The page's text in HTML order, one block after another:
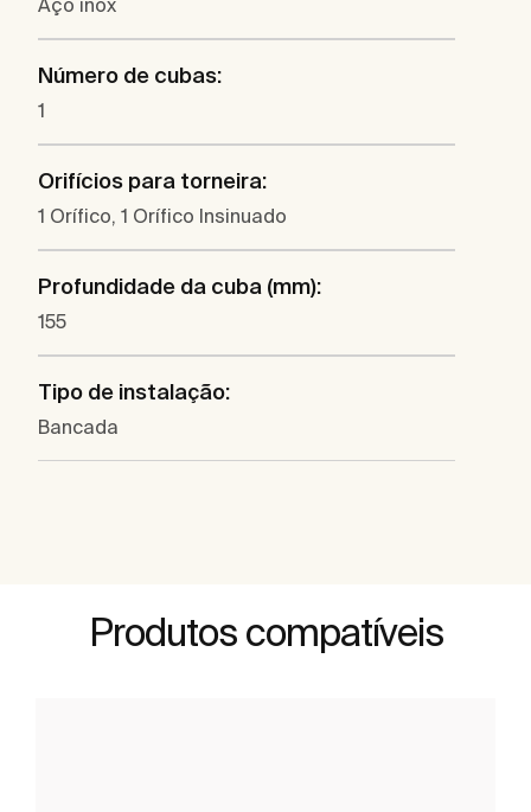
Aço inox
Número de cubas:
1
Orifícios para torneira:
1 Orífico, 1 Orífico Insinuado
Profundidade da cuba (mm):
155
Tipo de instalação:
Bancada
Produtos compatíveis